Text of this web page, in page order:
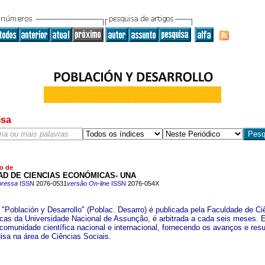
de
DE CIENCIAS ECONÓMICAS- UNA
ISSN 2076-0531versão On-lineISSN 2076-054X
y Desarrollo" (Poblac. Desarro) é publicada pela Faculdade de
da Universidade Nacional de Assunção, é arbitrada a cada seis meses.
científica nacional e internacional, fornecendo os avanços e
na área de Ciências Sociais.